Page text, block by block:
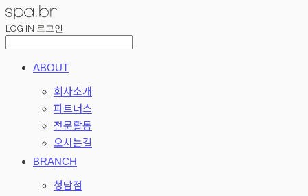
LOG IN 로그인
ABOUT
회사소개
파트너스
전문활동
오시는길
BRANCH
청담점